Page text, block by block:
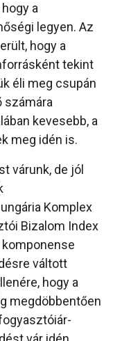
a
legyen. Az
hogy a
tekint
éli meg csupán
számára
kevesebb, a
meg idén is.
várunk, de jól
Komplex
Bizalom Index
váltott
hogy a
megdöbbentően